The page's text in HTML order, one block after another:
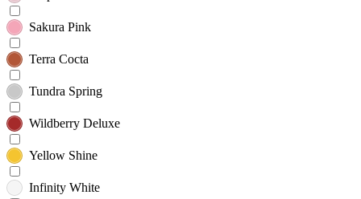
Sakura Pink
Terra Cocta
Tundra Spring
Wildberry Deluxe
Yellow Shine
Infinity White